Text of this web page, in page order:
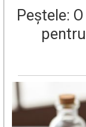
Peștele: